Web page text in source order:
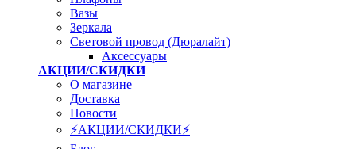
Вазы
Зеркала
Световой провод (Дюралайт)
Аксессуары
АКЦИИ/СКИДКИ
О магазине
Доставка
Новости
⚡АКЦИИ/СКИДКИ⚡